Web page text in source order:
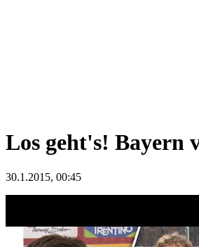
Los geht's! Bayern
30.1.2015, 00:45